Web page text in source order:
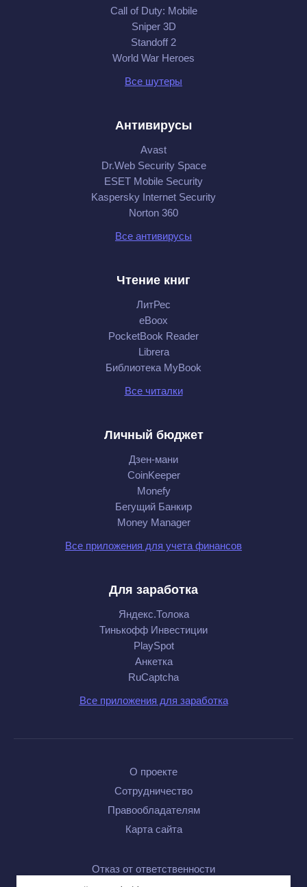
Call of Duty: Mobile
Sniper 3D
Standoff 2
World War Heroes
Все шутеры
Антивирусы
Avast
Dr.Web Security Space
ESET Mobile Security
Kaspersky Internet Security
Norton 360
Все антивирусы
Чтение книг
ЛитРес
eBoox
PocketBook Reader
Librera
Библиотека MyBook
Все читалки
Личный бюджет
Дзен-мани
CoinKeeper
Monefy
Бегущий Банкир
Money Manager
Все приложения для учета финансов
Для заработка
Яндекс.Толока
Тинькофф Инвестиции
PlaySpot
Анкетка
RuCaptcha
Все приложения для заработка
О проекте
Сотрудничество
Правообладателям
Карта сайта
Отказ от ответственности